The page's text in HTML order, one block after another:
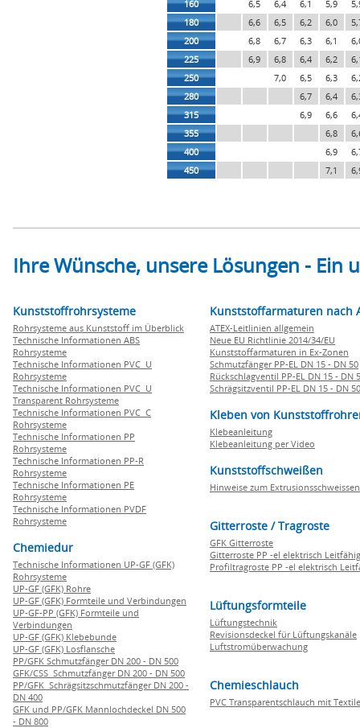
160
6,5 6,4 6,1 5,9
180
6,6 6,5 6,2 6,0
200
6,8 6,7 6,3 6,1
225
6,9 6,8 6,4 6,2
250
7,0 6,5 6,3
280
6,7 6,4
315
6,9 6,6
355
6,8
400
6,9
450
7,1
Ihre Wünsche, unsere Lösungen -
Kunststoffrohrsysteme
Rohrsysteme aus Kunststoff im Überblick
Technische Informationen ABS
Rohrsysteme
Technische Informationen PVC U
Rohrsysteme
Technische Informationen PVC U
Transparent Rohrsysteme
Technische Informationen PVC C
Rohrsysteme
Technische Informationen PP
Rohrsysteme
Technische Informationen PP-R
Rohrsysteme
Technische Informationen PE
Rohrsysteme
Technische Informationen PVDF
Rohrsysteme
Chemiedur
Technische Informationen UP-GF (GFK)
Rohrsysteme
UP-GF (GFK) Rohre
UP-GF (GFK) Formteile und Verbindungen
UP-GF-PP (GFK) Formteile und
Verbindungen
UP-GF (GFK) Klebebunde
UP-GF (GFK) Losflansche
PP/GFK Schmutzfänger DN 200 - DN 500
GFK/CSS Schmutzfänger DN 200 - DN 500
PP/GFK Schrägsitzschmutzfänger DN 200 -
DN 400
GFK und PP/GFK Mannlochdeckel DN 500
- DN 800
Kunststoffarmaturen nach
ATEX-Leitlinien allgemein
Neue EU Richtlinie 2014/34/EU
Kunststoffarmaturen in Ex-Zonen
Schmutzfänger PP-EL DN 15 - DN 50
Rückschlagventil PP-EL DN 15 - DN
Schrägsitzventil PP-EL DN 15 - DN 50
Kleben von
Klebeanleitung
Klebeanleitung per Video
Kunststoffschweißen
Hinweise zum Extrusionsschweissen
Gitterroste / Tragroste
GFK Gitterroste
Gitterroste PP -el elektrisch Leitfähig
Profiltragroste PP -el elektrisch
Lüftungsformteile
Lüftungstechnik
Revisionsdeckel für Lüftungskanäle
Luftstromüberwachung
Chemieschlauch
PVC Transparentschlauch mit